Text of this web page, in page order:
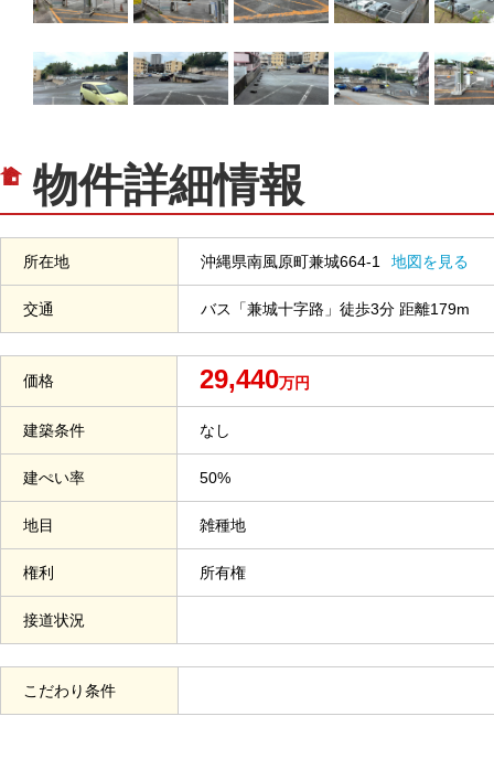
物件詳細情報
所在地 沖縄県南風原町兼城664-1 地図を見る
交通 バス「兼城十字路」徒歩3分 距離179m
価格 29,440万円
建築条件 なし
建ぺい率 50%
地目 雑種地
権利 所有権
接道状況
こだわり条件